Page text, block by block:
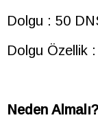
Dolgu : 50
Dolgu Özellik
Neden Almalı?